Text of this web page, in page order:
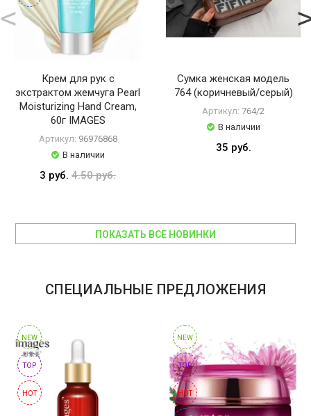
ДОСТАВКА
ОПЛАТА
ГАРАНТИЯ.
ВОЗВРАТ
И
КОНТАКТЫ
ВОЙТИ
Крем для рук с
экстрактом жемчуга Pearl
Moisturizing Hand Cream,
60г IMAGES
Артикул: 96976868
В наличии
3 руб. 4.50 руб.
Сумка женская модель
764 (коричневый/серый)
Артикул: 764/2
В наличии
35 руб.
ПОКАЗАТЬ ВСЕ НОВИНКИ
СПЕЦИАЛЬНЫЕ ПРЕДЛОЖЕНИЯ
NEW
TOP
HOT
NEW
TOP
HOT